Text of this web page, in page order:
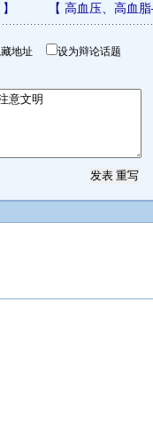
】 【 高血压、高血
藏地址 设为辩论话题